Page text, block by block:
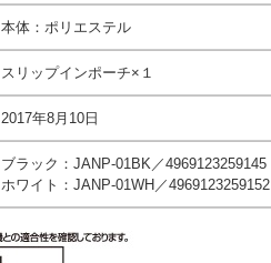
本体：ポリエステル
スリップインポーチ×１
2017年8月10日
ブラック：JANP-01BK／4969123259145
ホワイト：JANP-01WH／4969123259152